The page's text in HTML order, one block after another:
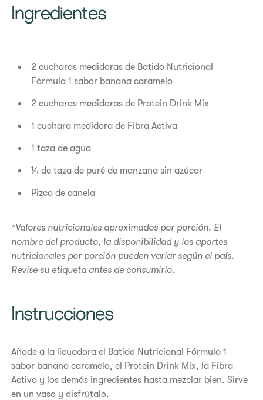
Ingredientes
2 cucharas medidoras de Batido Nutricional
Fórmula 1 sabor banana caramelo
2 cucharas medidoras de Protein Drink Mix
1 cuchara medidora de Fibra Activa
1 taza de agua
¼ de taza de puré de manzana sin azúcar
Pizca de canela
*Valores nutricionales aproximados por porción. El
nombre del producto, la disponibilidad y los aportes
nutricionales por porción pueden variar según el país.
Revise su etiqueta antes de consumirlo.
Instrucciones
Añade a la licuadora el Batido Nutricional Fórmula 1
sabor banana caramelo, el Protein Drink Mix, la Fibra
Activa y los demás ingredientes hasta mezclar bien. Sirve
en un vaso y disfrútalo.